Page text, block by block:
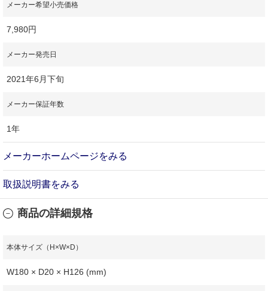
メーカー希望小売価格
7,980円
メーカー発売日
2021年6月下旬
メーカー保証年数
1年
メーカーホームページをみる
取扱説明書をみる
商品の詳細規格
本体サイズ（H×W×D）
W180 × D20 × H126 (mm)